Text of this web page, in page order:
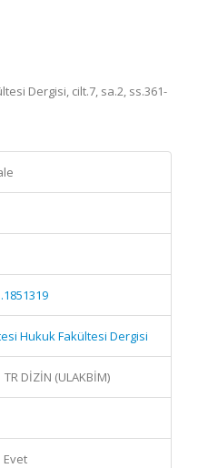
Dergisi, cilt.7, sa.2, ss.361-
Hukuk Fakültesi Dergisi
TR DİZİN (ULAKBİM)
Evet